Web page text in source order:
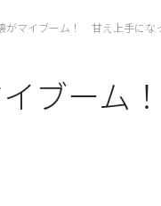
がマイブーム！ 甘え上手にな
ブーム